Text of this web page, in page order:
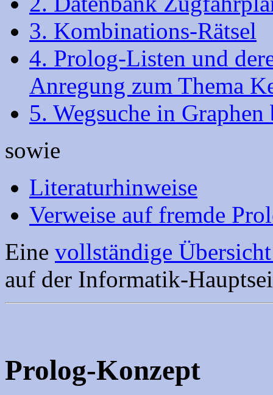
3. Kombinations-Rätsel
4. Prolog-Listen und
Anregung zum Thema
5. Wegsuche in
sowie
Literaturhinweise
Verweise auf fremde
Eine vollständige
auf der Informatik-
Prolog-Konzept